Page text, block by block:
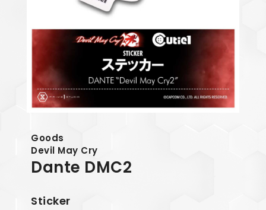
Goods
Devil May Cry
Dante DMC2
Sticker